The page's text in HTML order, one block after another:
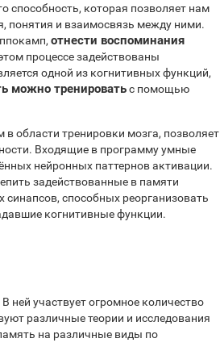
способность, которая позволяет нам
и взаимосвязь между ними.
отнести воспоминания
процессе задействованы
одной из когнитивных функций,
можно тренироватьс помощью
области тренировки мозга, позволяет
Входящие в программу умные
нейронных паттернов активации.
задействованные в памяти
способных реорганизовать
когнитивные функции.
участвует огромное количество
различные теории и исследования
на различные виды по